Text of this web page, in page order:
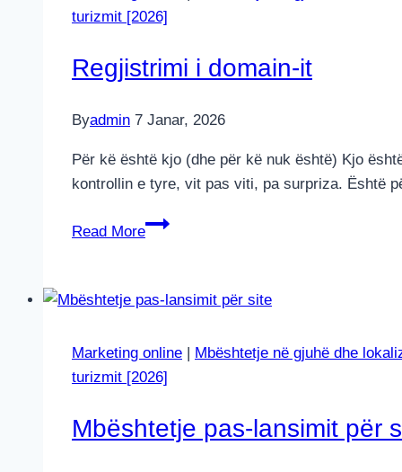
turizmit [2026]
Regjistrimi i domain-it
Byadmin 7 Janar, 2026
Për kë është kjo (dhe për kë nuk është) Kjo
kontrollin e tyre, vit pas viti, pa surpriza. Është
Read More
Regjistrimi
it
Marketing online
Mbështetje në gjuhë dhe
turizmit [2026]
Mbështetje pas-lansimit për